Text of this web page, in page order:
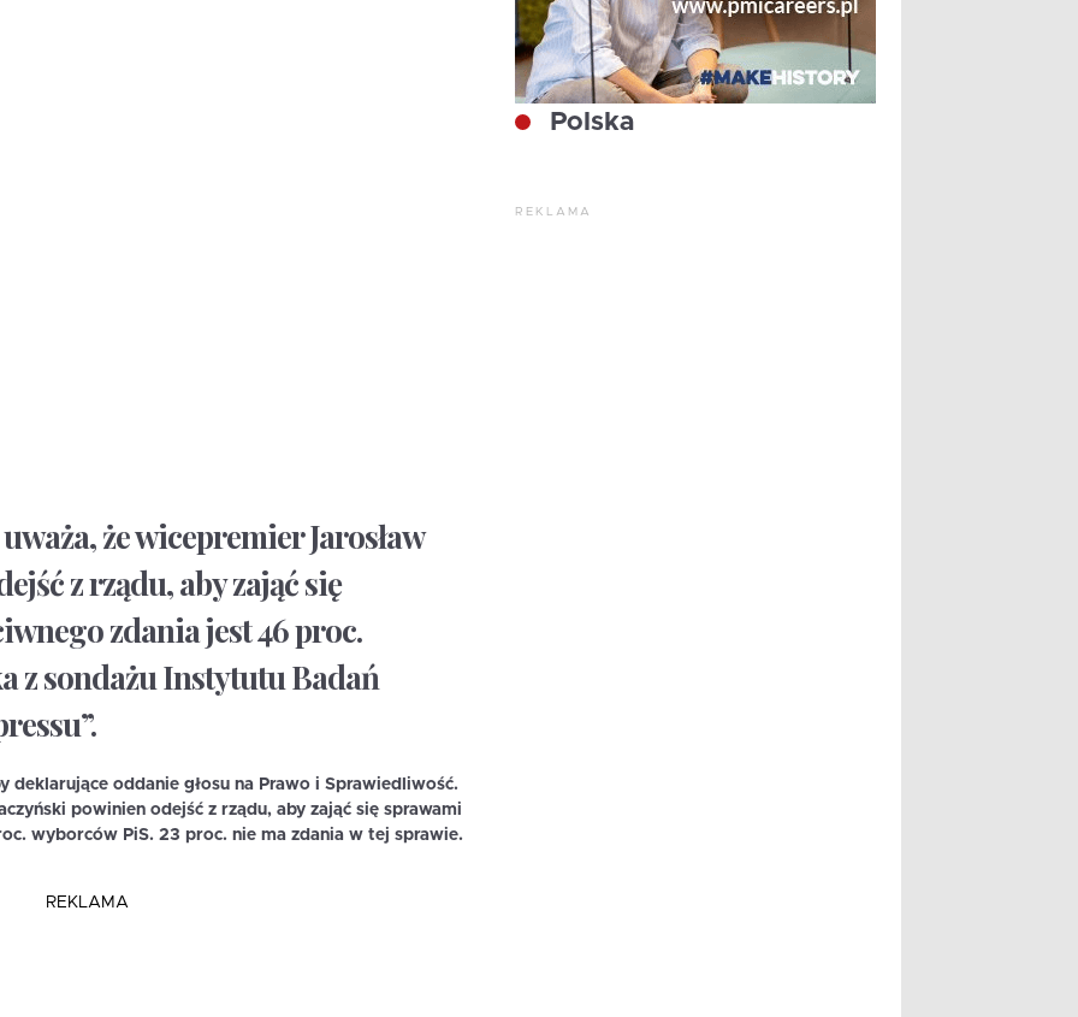
że wicepremier Jarosław
z rządu, aby zająć się
zdania jest 46 proc.
z sondażu Instytutu Badań
oddanie głosu na Prawo i Sprawiedliwość.
powinien odejść z rządu, aby zająć się sprawami
wyborców PiS. 23 proc. nie ma zdania w tej sprawie.
REKLAMA
Polska
REKLAMA